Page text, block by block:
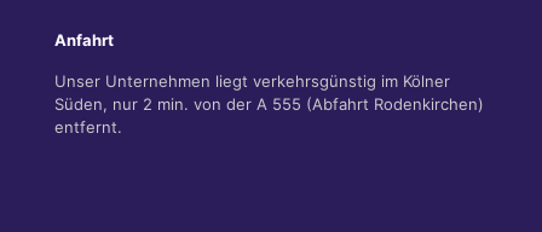
Anfahrt
Unser Unternehmen liegt verkehrsgünstig im Kölner
Süden, nur 2 min. von der A 555 (Abfahrt Rodenkirchen)
entfernt.